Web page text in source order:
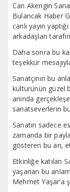
Can Akengin
Bulancak Haber
canlı yayın
arkadaşları
Daha sonra bu
teşekkür
Sanatçının bu
kültürünün güzel
anında
sanatseverlerin
Sanatın sadece
zamanda bir
gösteren bu an,
Etkinliğe katılan
yaşanan bu
Mehmet Yaşar’a